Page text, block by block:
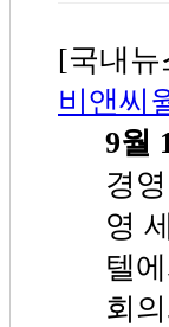
[국내
비앤씨
9월
경
영
텔
회